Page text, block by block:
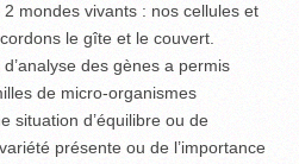
mondes vivants : nos cellules et
le gîte et le couvert.
des gènes a permis
de micro-organismes
situation d’équilibre ou de
présente ou de l’importance